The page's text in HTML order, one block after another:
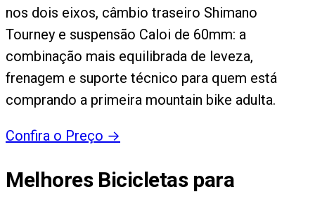
nos dois eixos, câmbio traseiro Shimano
Tourney e suspensão Caloi de 60mm: a
combinação mais equilibrada de leveza,
frenagem e suporte técnico para quem está
comprando a primeira mountain bike adulta.
Confira o Preço →
Melhores Bicicletas para